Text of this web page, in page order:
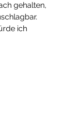
gehalten,
ich